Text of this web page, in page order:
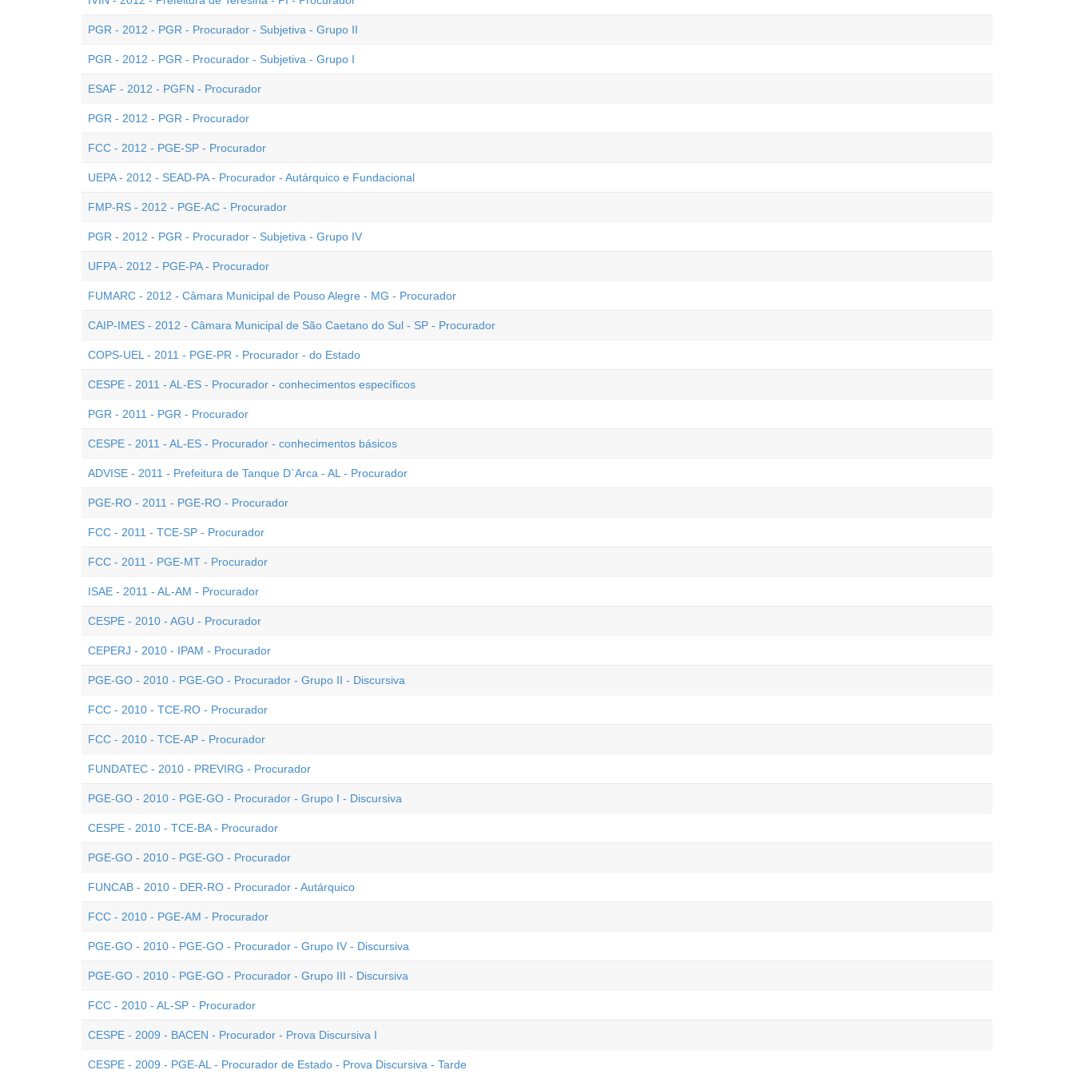
PGR - 2012 - PGR - Procurador - Subjetiva - Grupo II
PGR - 2012 - PGR - Procurador - Subjetiva - Grupo I
ESAF - 2012 - PGFN - Procurador
PGR - 2012 - PGR - Procurador
FCC - 2012 - PGE-SP - Procurador
UEPA - 2012 - SEAD-PA - Procurador - Autárquico e Fundacional
FMP-RS - 2012 - PGE-AC - Procurador
PGR - 2012 - PGR - Procurador - Subjetiva - Grupo IV
UFPA - 2012 - PGE-PA - Procurador
FUMARC - 2012 - Câmara Municipal de Pouso Alegre - MG - Procurador
CAIP-IMES - 2012 - Câmara Municipal de São Caetano do Sul - SP - Procurador
COPS-UEL - 2011 - PGE-PR - Procurador - do Estado
CESPE - 2011 - AL-ES - Procurador - conhecimentos específicos
PGR - 2011 - PGR - Procurador
CESPE - 2011 - AL-ES - Procurador - conhecimentos básicos
ADVISE - 2011 - Prefeitura de Tanque D`Arca - AL - Procurador
PGE-RO - 2011 - PGE-RO - Procurador
FCC - 2011 - TCE-SP - Procurador
FCC - 2011 - PGE-MT - Procurador
ISAE - 2011 - AL-AM - Procurador
CESPE - 2010 - AGU - Procurador
CEPERJ - 2010 - IPAM - Procurador
PGE-GO - 2010 - PGE-GO - Procurador - Grupo II - Discursiva
FCC - 2010 - TCE-RO - Procurador
FCC - 2010 - TCE-AP - Procurador
FUNDATEC - 2010 - PREVIRG - Procurador
PGE-GO - 2010 - PGE-GO - Procurador - Grupo I - Discursiva
CESPE - 2010 - TCE-BA - Procurador
PGE-GO - 2010 - PGE-GO - Procurador
FUNCAB - 2010 - DER-RO - Procurador - Autárquico
FCC - 2010 - PGE-AM - Procurador
PGE-GO - 2010 - PGE-GO - Procurador - Grupo IV - Discursiva
PGE-GO - 2010 - PGE-GO - Procurador - Grupo III - Discursiva
FCC - 2010 - AL-SP - Procurador
CESPE - 2009 - BACEN - Procurador - Prova Discursiva I
CESPE - 2009 - PGE-AL - Procurador de Estado - Prova Discursiva - Tarde